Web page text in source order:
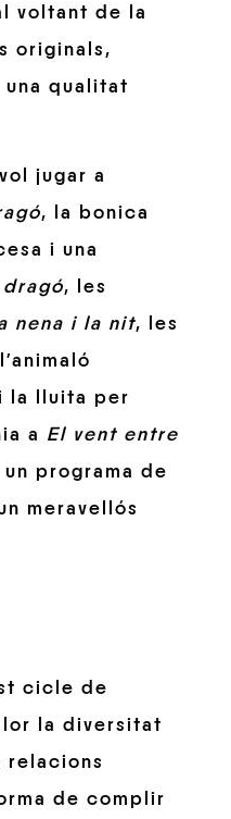
voltant de la
originals,
una qualitat
jugar a
, la bonica
i una
, les
nena i la nit, les
la lluita per
a El vent entre
programa de
meravellós
cicle de
la diversitat
relacions
de complir